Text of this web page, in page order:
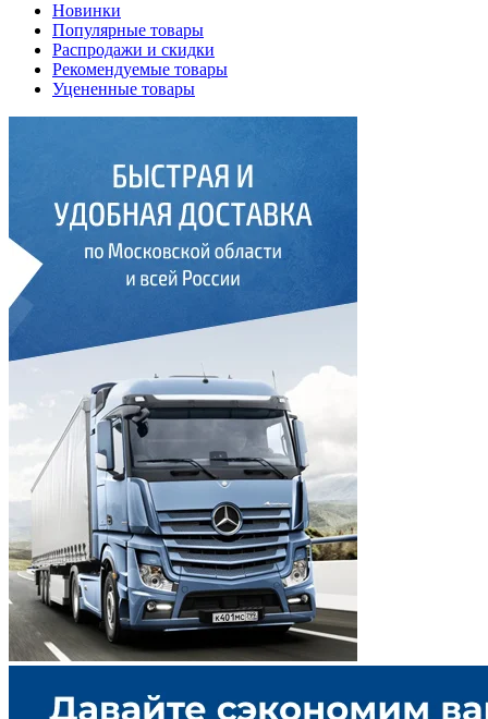
Новинки
Популярные товары
Распродажи и скидки
Рекомендуемые товары
Уцененные товары